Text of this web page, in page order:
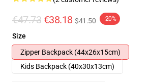
€47.73 €38.18 $41.50 -20%
Size
Zipper Backpack (44x26x15cm)
Kids Backpack (40x30x13cm)